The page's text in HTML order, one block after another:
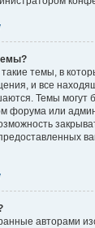
темы, в
и все
Темы могут
форума или
авторами